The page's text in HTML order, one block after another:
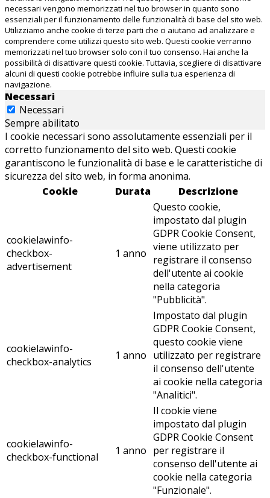
necessari vengono memorizzati nel tuo browser in quanto sono
essenziali per il funzionamento delle funzionalità di base del sito web.
Utilizziamo anche cookie di terze parti che ci aiutano ad analizzare e
comprendere come utilizzi questo sito web. Questi cookie verranno
memorizzati nel tuo browser solo con il tuo consenso. Hai anche la
possibilità di disattivare questi cookie. Tuttavia, scegliere di disattivare
alcuni di questi cookie potrebbe influire sulla tua esperienza di
navigazione.
Necessari
Necessari
Sempre abilitato
I cookie necessari sono assolutamente essenziali per il
corretto funzionamento del sito web. Questi cookie
garantiscono le funzionalità di base e le caratteristiche di
sicurezza del sito web, in forma anonima.
Cookie
Durata Descrizione
cookielawinfo-
checkbox-
advertisement
1 anno
Questo cookie,
impostato dal plugin
GDPR Cookie Consent,
viene utilizzato per
registrare il consenso
dell'utente ai cookie
nella categoria
"Pubblicità".
cookielawinfo-
checkbox-analytics
1 anno
Impostato dal plugin
GDPR Cookie Consent,
questo cookie viene
utilizzato per registrare
il consenso dell'utente
ai cookie nella categoria
"Analitici".
cookielawinfo-
checkbox-functional
1 anno
Il cookie viene
impostato dal plugin
GDPR Cookie Consent
per registrare il
consenso dell'utente ai
cookie nella categoria
"Funzionale".